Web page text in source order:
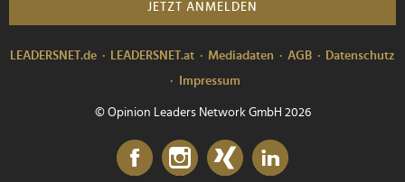
JETZT ANMELDEN
LEADERSNET.de LEADERSNET.at Mediadaten AGB
Datenschutz
Impressum
© Opinion Leaders Network GmbH 2026